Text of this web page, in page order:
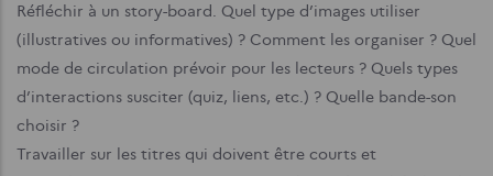
Réfléchir à un story-board. Quel type d’images utiliser
(illustratives ou informatives) ? Comment les organiser ? Quel
mode de circulation prévoir pour les lecteurs ? Quels types
d’interactions susciter (quiz, liens, etc.) ? Quelle bande-son
choisir ?
Travailler sur les titres qui doivent être courts et